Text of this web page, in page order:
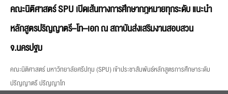
คณะนิติศาสตร์ SPU เปิดเส้นทางการศึกษากฎหมายทุกระดับ แนะนำ
หลักสูตรปริญญาตรี–โท–เอก ณ สถาบันส่งเสริมงานสอบสวน
จ.นครปฐม
คณะนิติศาสตร์ มหาวิทยาลัยศรีปทุม (SPU) เข้าประชาสัมพันธ์หลักสูตรการศึกษาระดับ
ปริญญาตรี ปริญญาโท